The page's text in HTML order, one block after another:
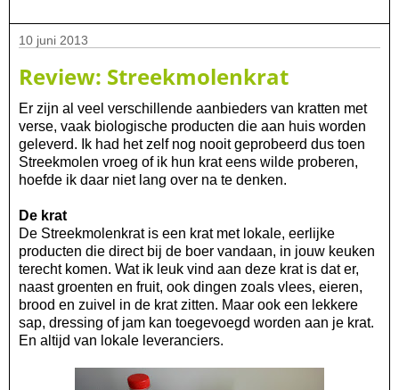
10 juni 2013
Review: Streekmolenkrat
Er zijn al veel verschillende aanbieders van kratten met
verse, vaak biologische producten die aan huis worden
geleverd. Ik had het zelf nog nooit geprobeerd dus toen
Streekmolen vroeg of ik hun krat eens wilde proberen,
hoefde ik daar niet lang over na te denken.
De krat
De Streekmolenkrat is een krat met lokale, eerlijke
producten die direct bij de boer vandaan, in jouw keuken
terecht komen. Wat ik leuk vind aan deze krat is dat er,
naast groenten en fruit, ook dingen zoals vlees, eieren,
brood en zuivel in de krat zitten. Maar ook een lekkere
sap, dressing of jam kan toegevoegd worden aan je krat.
En altijd van lokale leveranciers.